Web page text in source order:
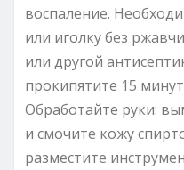
воспаление.
или иголку без
или другой
прокипятите 15
Обработайте руки:
и смочите кожу
разместите